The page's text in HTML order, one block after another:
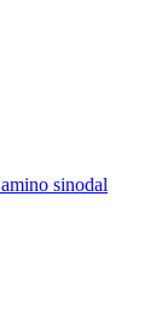
sinodal